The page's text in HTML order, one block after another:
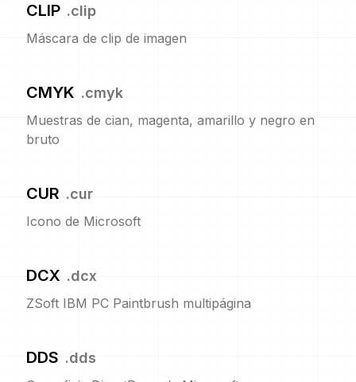
CLIP .clip
Máscara de clip de imagen
CMYK .cmyk
Muestras de cian, magenta, amarillo y negro en
bruto
CUR .cur
Icono de Microsoft
DCX .dcx
ZSoft IBM PC Paintbrush multipágina
DDS .dds